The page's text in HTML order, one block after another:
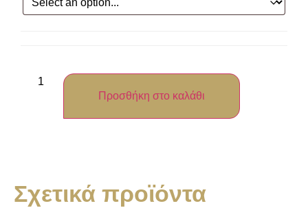
Προσθήκη στο καλάθι
Σχετικά προϊόντα